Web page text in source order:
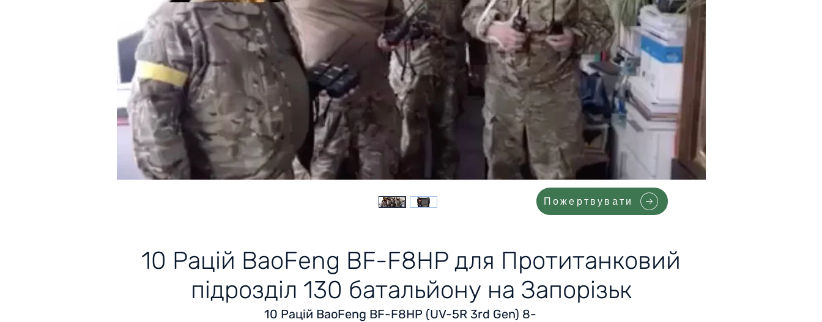
10 Рацій BaoFeng BF-F8HP для Протитанковий
підрозділ 130 батальйону на Запорізьк
10 Рацій BaoFeng BF-F8HP (UV-5R 3rd Gen) 8-
Пожертвувати